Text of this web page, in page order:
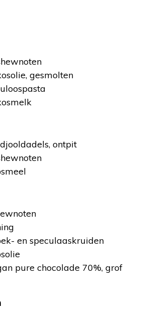
gesmolten
ontpit
en speculaaskruiden
pure chocolade 70%, grof